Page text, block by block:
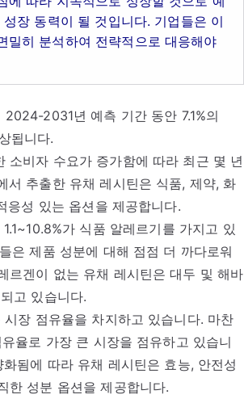
장 동력이 될 것입니다. 기업들은 이
밀히 분석하여 전략적으로 대응해야
2031년 예측 기간 동안 7.1%의
됩니다.
소비자 수요가 증가함에 따라 최근 몇 년
서 추출한 유채 레시틴은 식품, 제약, 화
응성 있는 옵션을 제공합니다.
가 식품 알레르기를 가지고 있
은 제품 성분에 대해 점점 더 까다로워
르겐이 없는 유채 레시틴은 대두 및 해바
고 있습니다.
장 점유율을 차지하고 있습니다. 마찬
율로 가장 큰 시장을 점유하고 있습니
됨에 따라 유채 레시틴은 효능, 안전성
한 성분 옵션을 제공합니다.